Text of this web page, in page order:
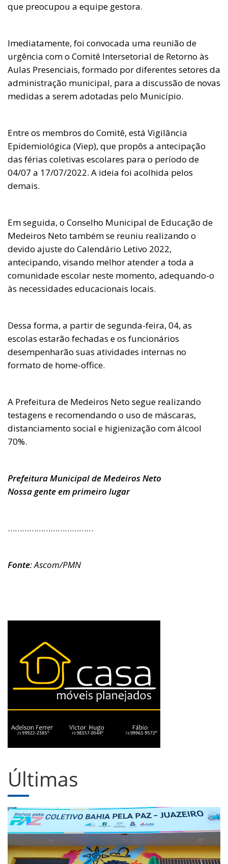
que preocupou a equipe gestora.
Imediatamente, foi convocada uma reunião de
urgência com o Comitê Intersetorial de Retorno às
Aulas Presenciais, formado por diferentes setores da
administração municipal, para a discussão de novas
medidas a serem adotadas pelo Município.
Entre os membros do Comitê, está Vigilância
Epidemiológica (Viep), que propôs a antecipação
das férias coletivas escolares para o período de
04/07 a 17/07/2022. A ideia foi acolhida pelos
demais.
Em seguida, o Conselho Municipal de Educação de
Medeiros Neto também se reuniu realizando o
devido ajuste do Calendário Letivo 2022,
antecipando, visando melhor atender a toda a
comunidade escolar neste momento, adequando-o
às necessidades educacionais locais.
Dessa forma, a partir de segunda-feira, 04, as
escolas estarão fechadas e os funcionários
desempenharão suas atividades internas no
formato de home-office.
A Prefeitura de Medeiros Neto segue realizando
testagens e recomendando o uso de máscaras,
distanciamento social e higienização com álcool
70%.
Prefeitura Municipal de Medeiros Neto
Nossa gente em primeiro lugar
………………………………
Fonte:Ascom/PMN
Últimas